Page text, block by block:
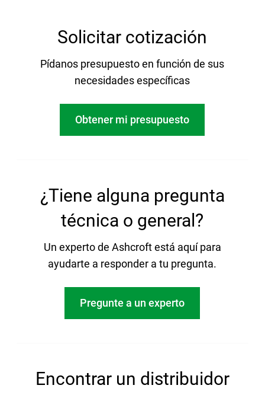
Solicitar cotización
Pídanos presupuesto en función de sus
necesidades específicas
Obtener mi presupuesto
¿Tiene alguna pregunta
técnica o general?
Un experto de Ashcroft está aquí para
ayudarte a responder a tu pregunta.
Pregunte a un experto
Encontrar un distribuidor